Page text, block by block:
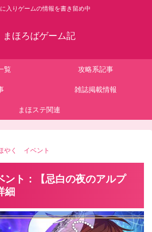
入りゲームの情報を書き留め中
まほろばゲーム記
覧 攻略系記事
雑誌掲載情報
まほステ関連
やく イベント
ント：【忌白の夜のアルプ
細